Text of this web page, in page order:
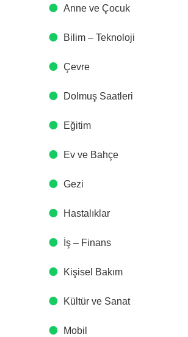
Anne ve Çocuk
Bilim – Teknoloji
Çevre
Dolmuş Saatleri
Eğitim
Ev ve Bahçe
Gezi
Hastalıklar
İş – Finans
Kişisel Bakım
Kültür ve Sanat
Mobil